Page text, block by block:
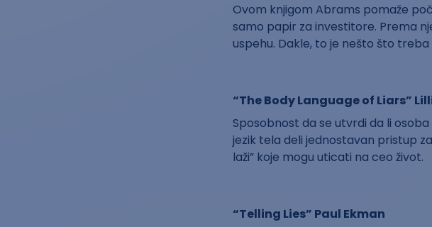
Ovom knjigom Abrams pomaže
samo papir za investitore. Prema
uspehu. Dakle, to je nešto što
“The Body Language of Liars”
Sposobnost da se utvrdi da li
jezik tela deli jednostavan pristup
laži” koje mogu uticati na ceo život.
“Telling Lies” Paul Ekman